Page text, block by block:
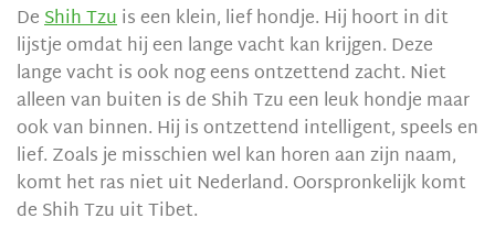
DeShih Tzuis een klein, lief hondje. Hij hoort in dit
lijstje omdat hij een lange vacht kan krijgen. Deze
lange vacht is ook nog eens ontzettend zacht. Niet
alleen van buiten is de Shih Tzu een leuk hondje maar
ook van binnen. Hij is ontzettend intelligent, speels en
lief. Zoals je misschien wel kan horen aan zijn naam,
komt het ras niet uit Nederland. Oorspronkelijk komt
de Shih Tzu uit Tibet.